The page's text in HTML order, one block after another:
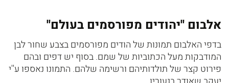
אלבום ''יהודים מפורסמים בעולם''
בדפי האלבום תמונות של הודים מפורסמים בצבע שחור לבן
המודבקות מעל הכתוביות של שמם. בסוף יש דפים ובהם
פירוט קצר של תולדותיהם ורשימה שלהם. התמונו נאספו ע''י